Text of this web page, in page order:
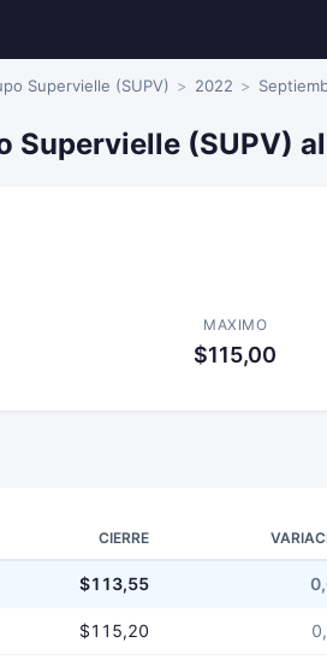
Supervielle (SUPV) 2022
Supervielle (SUPV)
MAXIMO
$115,00
CIERRE
$113,55
$115,20